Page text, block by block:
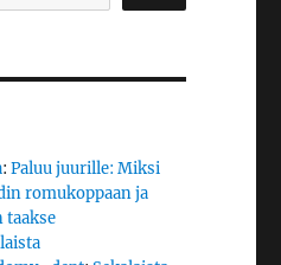
:Paluu juurille: Miksi
romukoppaan ja
taakse